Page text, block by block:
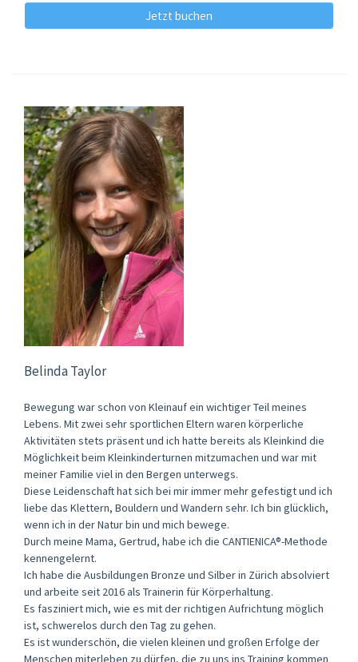
Jetzt buchen
Belinda Taylor
Bewegung war schon von Kleinauf ein wichtiger Teil meines
Lebens. Mit zwei sehr sportlichen Eltern waren körperliche
Aktivitäten stets präsent und ich hatte bereits als Kleinkind die
Möglichkeit beim Kleinkinderturnen mitzumachen und war mit
meiner Familie viel in den Bergen unterwegs.
Diese Leidenschaft hat sich bei mir immer mehr gefestigt und ich
liebe das Klettern, Bouldern und Wandern sehr. Ich bin glücklich,
wenn ich in der Natur bin und mich bewege.
Durch meine Mama, Gertrud, habe ich die CANTIENICA®-Methode
kennengelernt.
Ich habe die Ausbildungen Bronze und Silber in Zürich absolviert
und arbeite seit 2016 als Trainerin für Körperhaltung.
Es fasziniert mich, wie es mit der richtigen Aufrichtung möglich
ist, schwerelos durch den Tag zu gehen.
Es ist wunderschön, die vielen kleinen und großen Erfolge der
Menschen miterleben zu dürfen, die zu uns ins Training kommen